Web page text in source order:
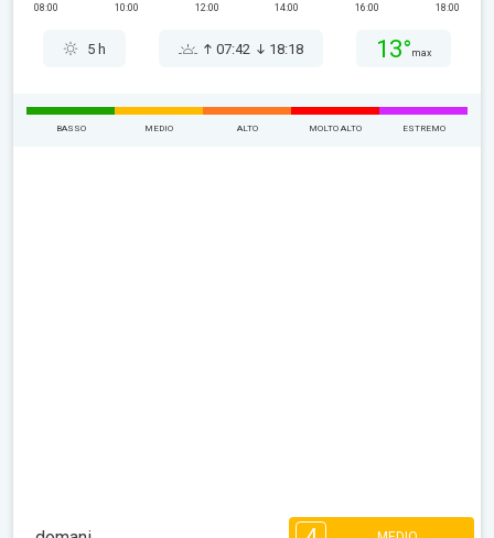
08:00 10:00 12:00 14:00 16:00 18:00
5 h 07:42 18:18 13° max
BASSO MEDIO ALTO MOLTO ALTO ESTREMO